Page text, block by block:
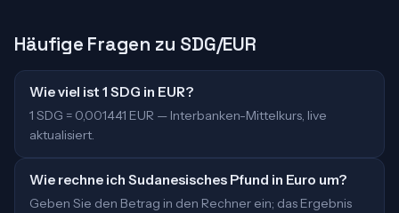
Häufige Fragen zu SDG/EUR
Wie viel ist 1 SDG in EUR?
1 SDG = 0,001441 EUR — Interbanken-Mittelkurs, live
aktualisiert.
Wie rechne ich Sudanesisches Pfund in Euro um?
Geben Sie den Betrag in den Rechner ein; das Ergebnis